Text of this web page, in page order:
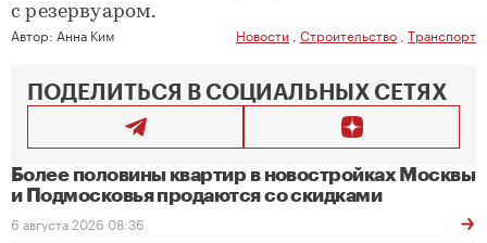
с резервуаром.
Автор: Анна Ким Новости Строительство Транспорт
ПОДЕЛИТЬСЯ В СОЦИАЛЬНЫХ СЕТЯХ
Более половины квартир в новостройках Москвы
и Подмосковья продаются со скидками
6 августа 2026 08:36